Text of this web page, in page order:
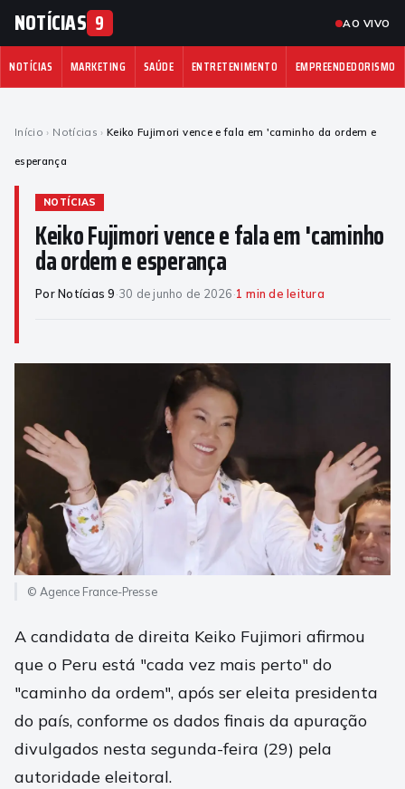
NOTÍCIAS 9 AO VIVO
NOTÍCIAS MARKETING SAÚDE ENTRETENIMENTO EMPREENDEDORISMO
Início › Notícias › Keiko Fujimori vence e fala em 'caminho da ordem e
esperança
NOTÍCIAS
Keiko Fujimori vence e fala em 'caminho
da ordem e esperança
Por Notícias 9·30 de junho de 2026·1 min de leitura
© Agence France-Presse
A candidata de direita Keiko Fujimori afirmou
que o Peru está "cada vez mais perto" do
"caminho da ordem", após ser eleita presidenta
do país, conforme os dados finais da apuração
divulgados nesta segunda-feira (29) pela
autoridade eleitoral.